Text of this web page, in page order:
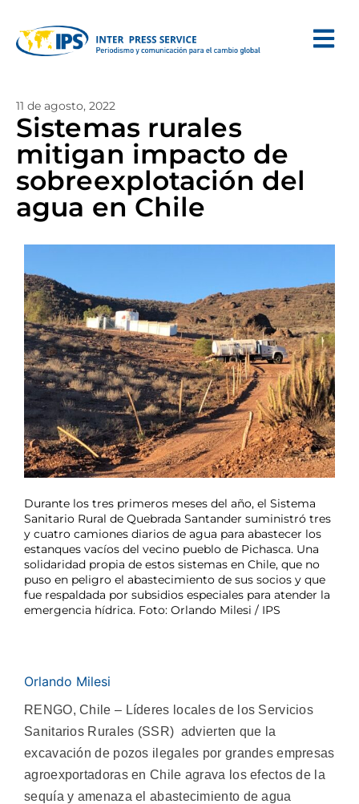
11 de agosto, 2022
Sistemas rurales
mitigan impacto de
sobreexplotación del
agua en Chile
Durante los tres primeros meses del año, el Sistema
Sanitario Rural de Quebrada Santander suministró tres
y cuatro camiones diarios de agua para abastecer los
estanques vacíos del vecino pueblo de Pichasca. Una
solidaridad propia de estos sistemas en Chile, que no
puso en peligro el abastecimiento de sus socios y que
fue respaldada por subsidios especiales para atender la
emergencia hídrica. Foto: Orlando Milesi / IPS
Orlando Milesi
RENGO, Chile – Líderes locales de los Servicios
Sanitarios Rurales (SSR) advierten que la
excavación de pozos ilegales por grandes empresas
agroexportadoras en Chile agrava los efectos de la
sequía y amenaza el abastecimiento de agua